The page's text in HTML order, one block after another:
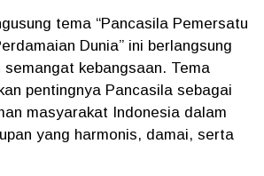
tema “Pancasila Pemersatu
Dunia” ini berlangsung
semangat kebangsaan. Tema
pentingnya Pancasila sebagai
masyarakat Indonesia dalam
yang harmonis, damai, serta